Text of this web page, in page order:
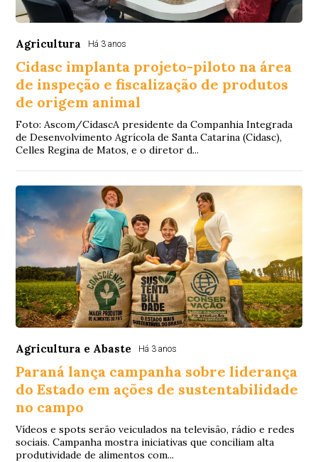
Agricultura Há 3 anos
Cidasc implanta projeto-piloto na área
de inspeção e fiscalização de produtos
de origem animal
Foto: Ascom/CidascA presidente da Companhia Integrada
de Desenvolvimento Agrícola de Santa Catarina (Cidasc),
Celles Regina de Matos, e o diretor d...
Agricultura e Abaste Há 3 anos
Paraná lança campanha sobre liderança
do Estado em ações de sustentabilidade
no campo
Vídeos e spots serão veiculados na televisão, rádio e redes
sociais. Campanha mostra iniciativas que conciliam alta
produtividade de alimentos com...